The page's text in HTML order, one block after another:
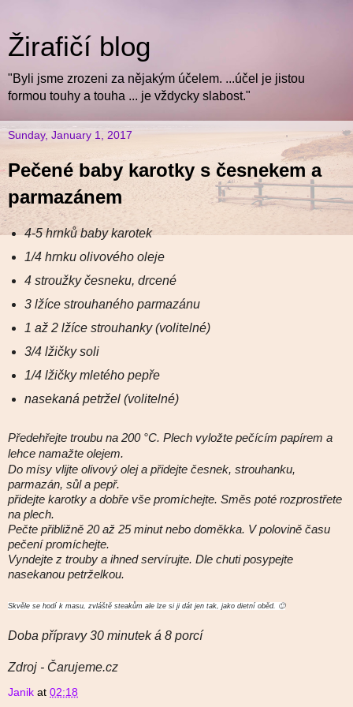
Žirafičí blog
"Byli jsme zrozeni za nějakým účelem. ...účel je jistou
formou touhy a touha ... je vždycky slabost."
Sunday, January 1, 2017
Pečené baby karotky s česnekem a
parmazánem
4-5 hrnků baby karotek
1/4 hrnku olivového oleje
4 stroužky česneku, drcené
3 lžíce strouhaného parmazánu
1 až 2 lžíce strouhanky (volitelné)
3/4 lžičky soli
1/4 lžičky mletého pepře
nasekaná petržel (volitelné)
Předehřejte troubu na 200 °C. Plech vyložte pečícím papírem a
lehce namažte olejem.
Do mísy vlijte olivový olej a přidejte česnek, strouhanku,
parmazán, sůl a pepř.
přidejte karotky a dobře vše promíchejte. Směs poté rozprostřete
na plech.
Pečte přibližně 20 až 25 minut nebo doměkka. V polovině času
pečení promíchejte.
Vyndejte z trouby a ihned servírujte. Dle chuti posypejte
nasekanou petrželkou.
Skvěle se hodí k masu, zvláště steakům ale lze si ji dát jen tak, jako dietní oběd. 🙂
Doba přípravy 30 minutek á 8 porcí
Zdroj - Čarujeme.cz
Janik at 02:18